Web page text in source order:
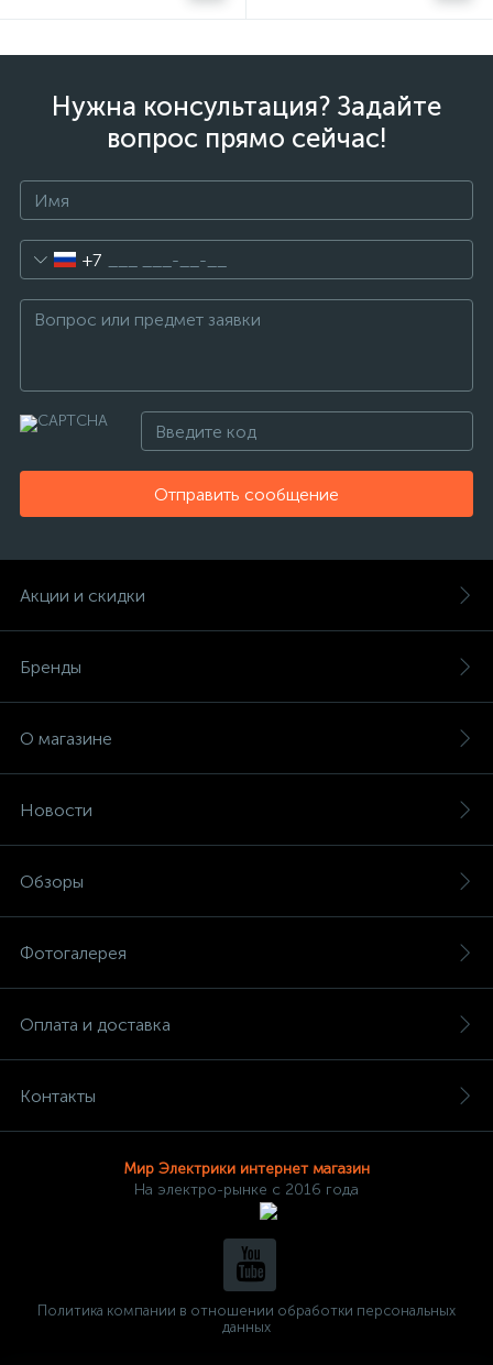
Нужна консультация? Задайте
вопрос прямо сейчас!
+7
Отправить сообщение
Акции и скидки
Бренды
О магазине
Новости
Обзоры
Фотогалерея
Оплата и доставка
Контакты
Мир Электрики интернет магазин
На электро-рынке с 2016 года
Политика компании в отношении обработки персональных
данных